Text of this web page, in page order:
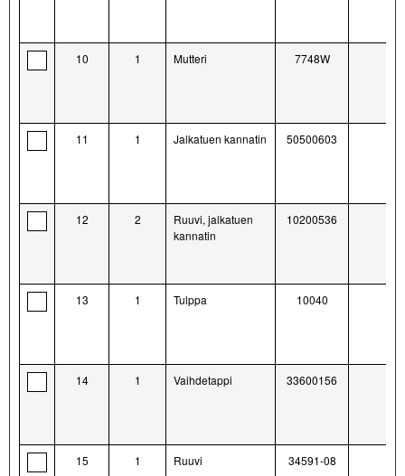
10 1 Mutteri 7748W
11 1 Jalkatuen kannatin 50500603
12 2
Ruuvi, jalkatuen
kannatin
10200536
13 1 Tulppa 10040
14 1 Vaihdetappi 33600156
15 1 Ruuvi 34591-08